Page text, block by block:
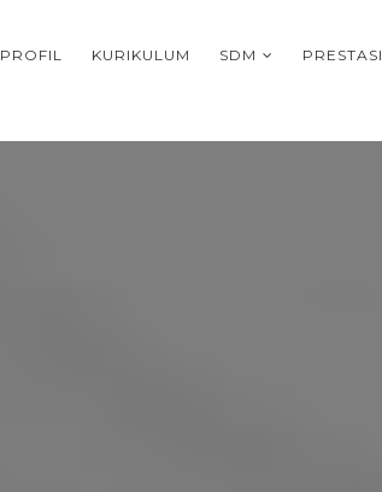
PROFIL KURIKULUM SDM PRESTASI